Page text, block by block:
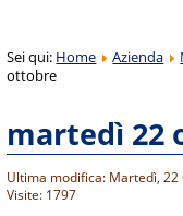
Sei qui: Home Azienda
ottobre
martedì 22
Ultima modifica: Martedì, 22
Visite: 1797